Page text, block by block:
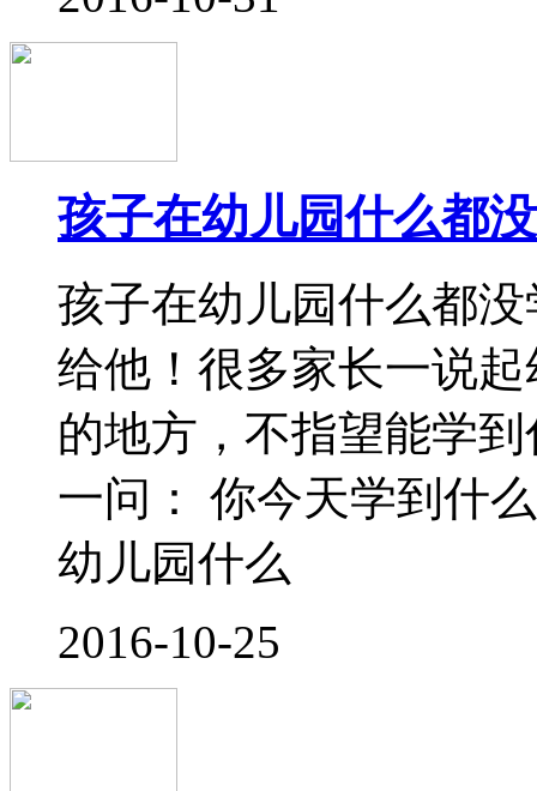
4岁宝妈分享育儿经验
我就从五方面谈谈自
听再出主意 孩子会经
象中的那么无忧无虑
而且帮助她消
2016-10-24
如何培养大班孩子的
如何培养大班孩子的
能力首先要引发幼儿